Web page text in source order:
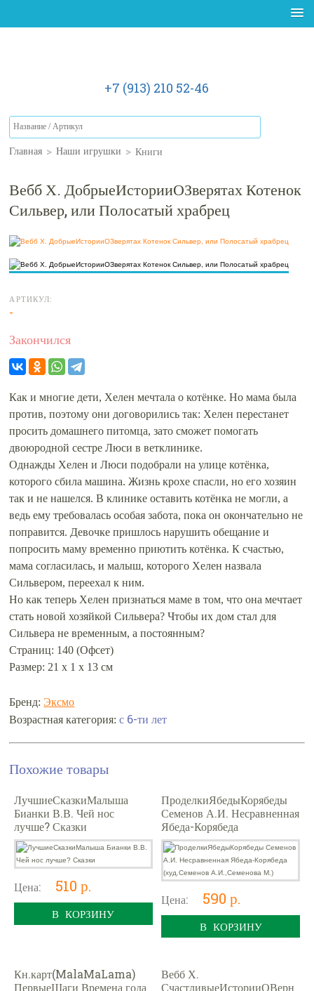
+7 (913) 210 52-46
Главная > Наши игрушки > Книги
Вебб Х. ДобрыеИсторииОЗверятах Котенок
Сильвер, или Полосатый храбрец
АРТИКУЛ:
-
Закончился
Как и многие дети, Хелен мечтала о котёнке. Но мама была
против, поэтому они договорились так: Хелен перестанет
просить домашнего питомца, зато сможет помогать
двоюродной сестре Люси в ветклинике.
Однажды Хелен и Люси подобрали на улице котёнка,
которого сбила машина. Жизнь крохе спасли, но его хозяин
так и не нашелся. В клинике оставить котёнка не могли, а
ведь ему требовалась особая забота, пока он окончательно не
поправится. Девочке пришлось нарушить обещание и
попросить маму временно приютить котёнка. К счастью,
мама согласилась, и малыш, которого Хелен назвала
Сильвером, переехал к ним.
Но как теперь Хелен признаться маме в том, что она мечтает
стать новой хозяйкой Сильвера? Чтобы их дом стал для
Сильвера не временным, а постоянным?
Страниц: 140 (Офсет)
Размер: 21 х 1 х 13 см
Бренд: Эксмо
Возрастная категория:с 6-ти лет
Похожие товары
ЛучшиеСказкиМалыша
Бианки В.В. Чей нос
лучше? Сказки
Цена: 510 р.
В КОРЗИНУ
ПроделкиЯбедыКорябеды
Семенов А.И. Несравненная
Ябеда-Корябеда
(худ.Семенов А.И.,Семенова
М.)
Цена: 590 р.
В КОРЗИНУ
Кн.карт(MalaMaLama)
ПервыеШаги Времена года
Вебб Х.
СчастливыеИсторииОВерн